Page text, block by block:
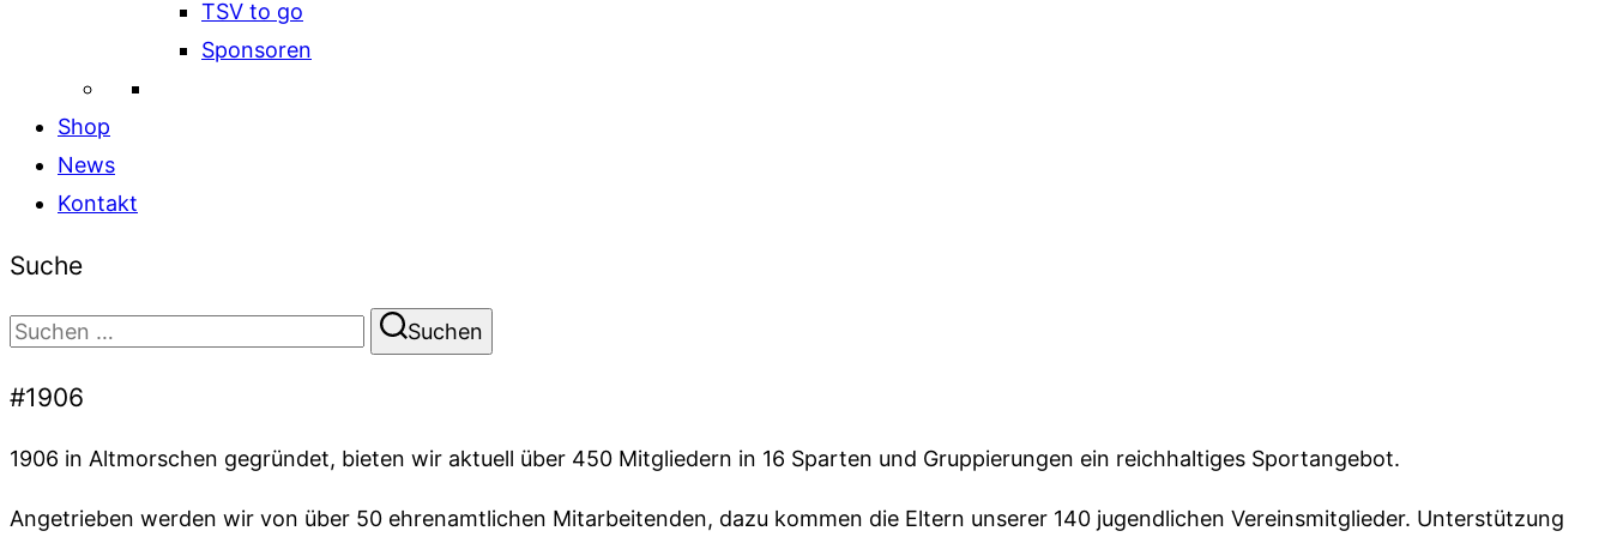
TSV to go
Sponsoren
Shop
News
Kontakt
Suche
Suchen
Suchen
#1906
1906 in Altmorschen gegründet, bieten wir aktuell über 450 Mitgliedern in 16 Sparten und Gruppierungen ein reichhaltiges Sportangebot.
Angetrieben werden wir von über 50 ehrenamtlichen Mitarbeitenden, dazu kommen die Eltern unserer 140 jugendlichen Vereinsmitglieder. Unterstützung